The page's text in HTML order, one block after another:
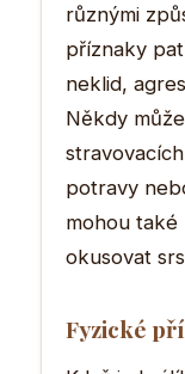
různými
příznaky
neklid,
Někdy
potravy
mohou také
okusovat
Fyzické